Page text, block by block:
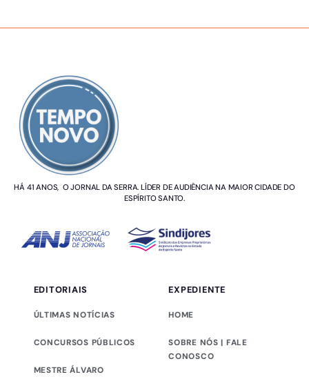
HÁ 41 ANOS, O JORNAL DA SERRA. LÍDER DE AUDIÊNCIA NA MAIOR CIDADE DO
ESPÍRITO SANTO.
EDITORIAIS
ÚLTIMAS NOTÍCIAS
CONCURSOS PÚBLICOS
MESTRE ÁLVARO
EXPEDIENTE
HOME
SOBRE NÓS | FALE
CONOSCO